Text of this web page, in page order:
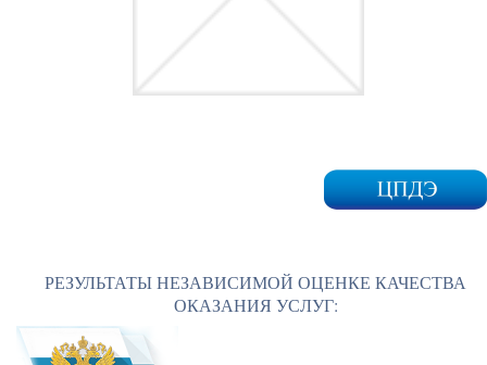
РЕЗУЛЬТАТЫ НЕЗАВИСИМОЙ ОЦЕНКЕ КАЧЕСТВА
ОКАЗАНИЯ УСЛУГ: